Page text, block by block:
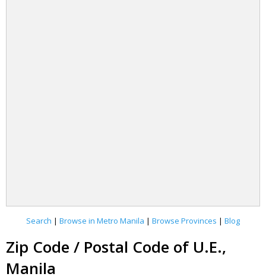
Search | Browse in Metro Manila | Browse Provinces | Blog
Zip Code / Postal Code of U.E.,
Manila